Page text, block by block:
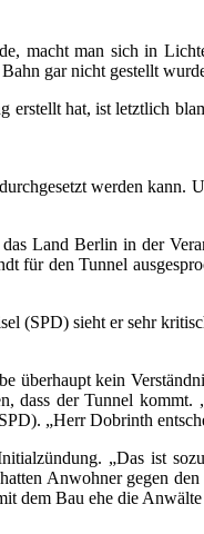
macht man sich in
gar nicht gestellt
hat, ist letztlich
werden
Land Berlin in der
für den Tunnel
(SPD) sieht er sehr
kein
dass der Tunnel
„Herr Dobrinth
„Das ist
Anwohner gegen
dem Bau ehe die